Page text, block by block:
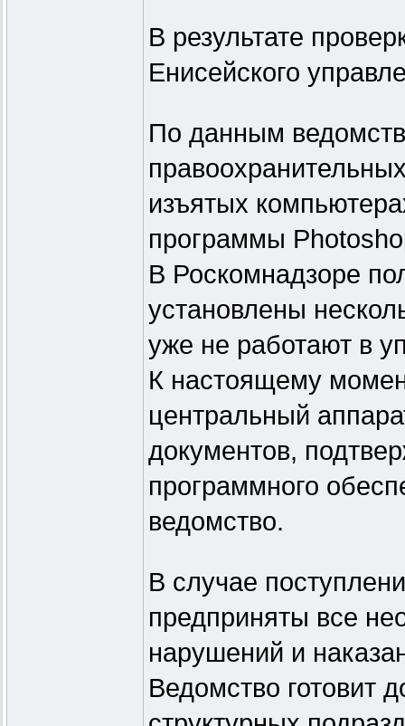
В результате
Енисейского
По данным
изъятых
программы
В Роскомнадзоре
установлены
уже не работают в
К настоящему
центральный
документов,
программного
ведомство.
В случае
предприняты все
нарушений и
Ведомство готовит